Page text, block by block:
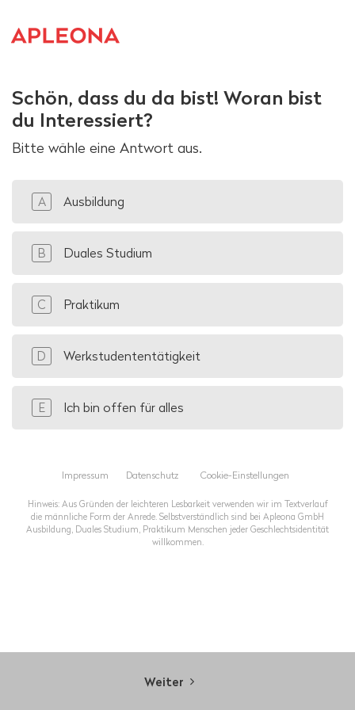
Schön, dass du da bist! Woran bist
du Interessiert?
Bitte wähle eine Antwort aus.
A Ausbildung
B Duales Studium
C Praktikum
D Werkstudententätigkeit
E Ich bin offen für alles
Weiter
Impressum Datenschutz Cookie-Einstellungen
Hinweis: Aus Gründen der leichteren Lesbarkeit verwenden wir im Textverlauf
die männliche Form der Anrede. Selbstverständlich sind bei Apleona GmbH
Ausbildung, Duales Studium, Praktikum Menschen jeder Geschlechtsidentität
willkommen.